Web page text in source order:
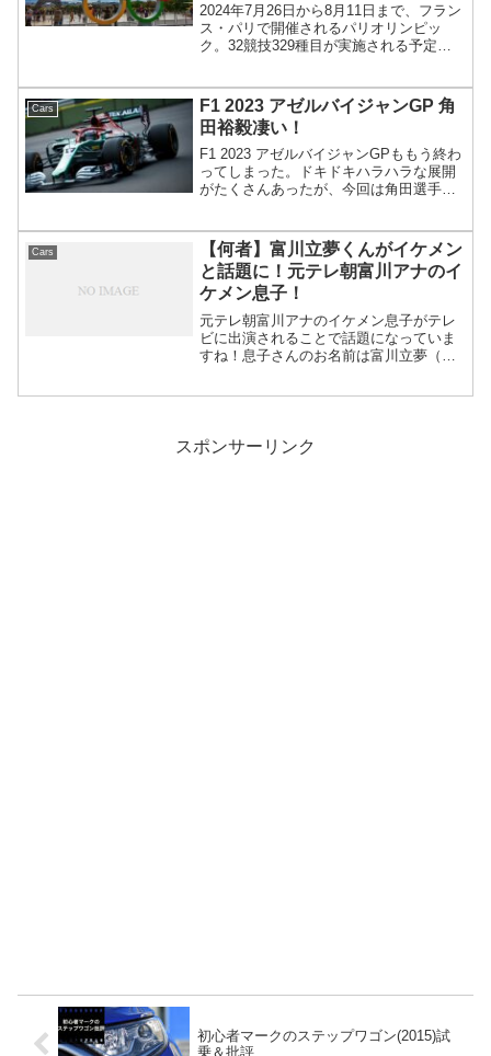
2024年7月26日から8月11日まで、フラン
ス・パリで開催されるパリオリンピッ
ク。32競技329種目が実施される予定で
（日）の大会9日目には、20種目で金メダ
リ...
Cars
F1 2023 アゼルバイジャンGP 角
田裕毅凄い！
F1 2023 アゼルバイジャンGPももう終わ
ってしまった。ドキドキハラハラな展開
がたくさんあったが、今回は角田選手が
たにわか観戦者だが、ここまで角田選手
が予選で上だ...
Cars
【何者】富川立夢くんがイケメン
と話題に！元テレ朝富川アナのイ
ケメン息子！
元テレ朝富川アナのイケメン息子がテレ
ビに出演されることで話題になっていま
すね！息子さんのお名前は富川立夢（と
スポンサーリンク
初心者マークのステップワゴン(2015)試
乗＆批評